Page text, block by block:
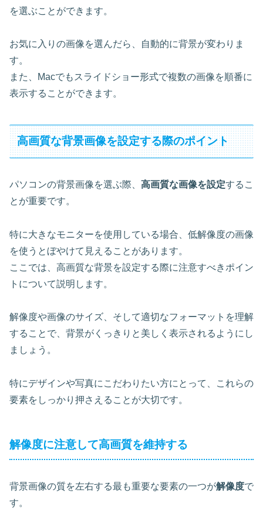
を選ぶことができます。
お気に入りの画像を選んだら、自動的に背景が変わりま
す。
また、Macでもスライドショー形式で複数の画像を順番に
表示することができます。
高画質な背景画像を設定する際のポイント
パソコンの背景画像を選ぶ際、 高画質な画像を設定するこ
とが重要です。
特に大きなモニターを使用している場合、低解像度の画像
を使うとぼやけて見えることがあります。
ここでは、高画質な背景を設定する際に注意すべきポイン
トについて説明します。
解像度や画像のサイズ、そして適切なフォーマットを理解
することで、背景がくっきりと美しく表示されるようにし
ましょう。
特にデザインや写真にこだわりたい方にとって、これらの
要素をしっかり押さえることが大切です。
解像度に注意して高画質を維持する
背景画像の質を左右する最も重要な要素の一つが解像度で
す。